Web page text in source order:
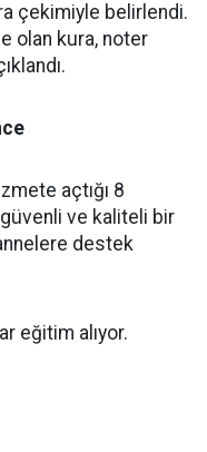
çekimiyle belirlendi.
olan kura, noter
açtığı 8
ve kaliteli bir
destek
eğitim alıyor.